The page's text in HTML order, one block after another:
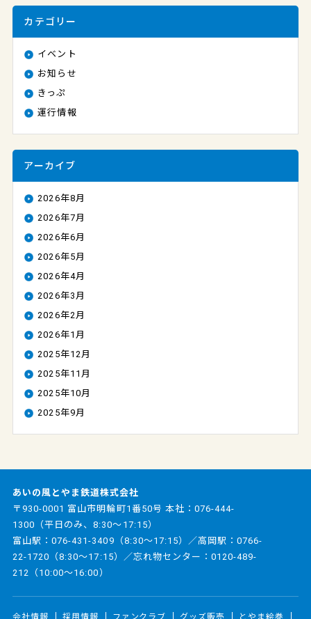
カテゴリー
イベント
お知らせ
きっぷ
運行情報
アーカイブ
2026年8月
2026年7月
2026年6月
2026年5月
2026年4月
2026年3月
2026年2月
2026年1月
2025年12月
2025年11月
2025年10月
2025年9月
あいの風とやま鉄道株式会社
〒930-0001 富山市明輪町1番50号 本社： 076-444-
1300 （平日のみ、8:30～17:15）
富山駅：076-431-3409 （8:30～17:15）／高岡駅：0766-
22-1720 （8:30～17:15）／忘れ物センター：0120-489-
212
（10:00～16:00）
会社情報 採用情報 ファンクラブ グッズ販売 とやま絵巻